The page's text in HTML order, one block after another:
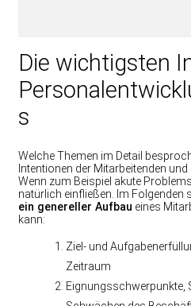
Die wichtigsten
s
Welche Themen im Detail
Intentionen der Mitarbeitenden
Wenn zum Beispiel akute
natürlich einfließen. Im Folgenden
ein genereller Aufbau eines
kann:
Ziel- und
Zeitraum
Eignungsschwerpunkte,